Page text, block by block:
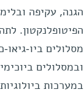
הגנה, עקיפה
הפיטופלנקטון.
מסלולים ביו-
ובמסלולים
במערכות